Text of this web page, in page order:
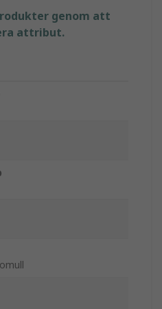
genom att
attribut.